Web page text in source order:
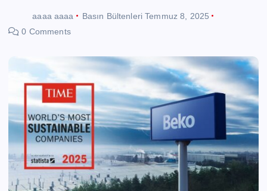
aaaa aaaa Basın Bültenleri Temmuz 8, 2025
0 Comments